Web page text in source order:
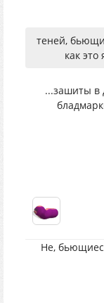
теней,
как это
...зашиты в
Не,